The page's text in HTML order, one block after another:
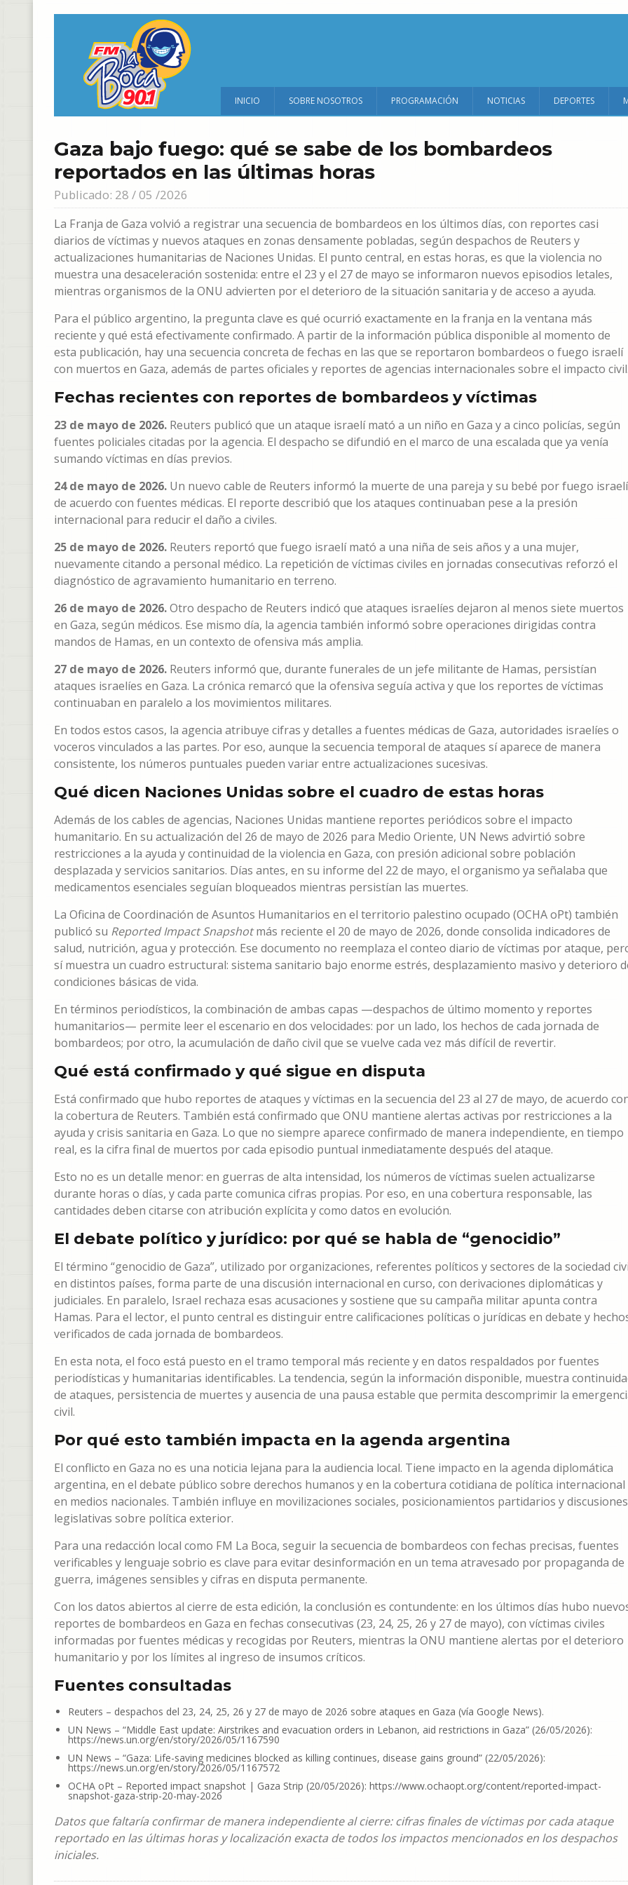
INICIO SOBRE NOSOTROS PROGRAMACIÓN NOTICIAS DEPORTES
Gaza bajo fuego: qué se sabe de los bombardeos
reportados en las últimas horas
Publicado: 28 / 05 /2026
La Franja de Gaza volvió a registrar una secuencia de bombardeos en los últimos días, con reportes casi
diarios de víctimas y nuevos ataques en zonas densamente pobladas, según despachos de Reuters y
actualizaciones humanitarias de Naciones Unidas. El punto central, en estas horas, es que la violencia no
muestra una desaceleración sostenida: entre el 23 y el 27 de mayo se informaron nuevos episodios letales,
mientras organismos de la ONU advierten por el deterioro de la situación sanitaria y de acceso a ayuda.
Para el público argentino, la pregunta clave es qué ocurrió exactamente en la franja en la ventana más
reciente y qué está efectivamente confirmado. A partir de la información pública disponible al momento de
esta publicación, hay una secuencia concreta de fechas en las que se reportaron bombardeos o fuego israelí
con muertos en Gaza, además de partes oficiales y reportes de agencias internacionales sobre el impacto
Fechas recientes con reportes de bombardeos y víctimas
23 de mayo de 2026. Reuters publicó que un ataque israelí mató a un niño en Gaza y a cinco policías, según
fuentes policiales citadas por la agencia. El despacho se difundió en el marco de una escalada que ya venía
sumando víctimas en días previos.
24 de mayo de 2026. Un nuevo cable de Reuters informó la muerte de una pareja y su bebé por fuego
de acuerdo con fuentes médicas. El reporte describió que los ataques continuaban pese a la presión
internacional para reducir el daño a civiles.
25 de mayo de 2026. Reuters reportó que fuego israelí mató a una niña de seis años y a una mujer,
nuevamente citando a personal médico. La repetición de víctimas civiles en jornadas consecutivas reforzó el
diagnóstico de agravamiento humanitario en terreno.
26 de mayo de 2026.Otro despacho de Reuters indicó que ataques israelíes dejaron al menos siete muertos
en Gaza, según médicos. Ese mismo día, la agencia también informó sobre operaciones dirigidas contra
mandos de Hamas, en un contexto de ofensiva más amplia.
27 de mayo de 2026. Reuters informó que, durante funerales de un jefe militante de Hamas, persistían
ataques israelíes en Gaza. La crónica remarcó que la ofensiva seguía activa y que los reportes de víctimas
continuaban en paralelo a los movimientos militares.
En todos estos casos, la agencia atribuye cifras y detalles a fuentes médicas de Gaza, autoridades israelíes o
voceros vinculados a las partes. Por eso, aunque la secuencia temporal de ataques sí aparece de manera
consistente, los números puntuales pueden variar entre actualizaciones sucesivas.
Qué dicen Naciones Unidas sobre el cuadro de estas horas
Además de los cables de agencias, Naciones Unidas mantiene reportes periódicos sobre el impacto
humanitario. En su actualización del 26 de mayo de 2026 para Medio Oriente, UN News advirtió sobre
restricciones a la ayuda y continuidad de la violencia en Gaza, con presión adicional sobre población
desplazada y servicios sanitarios. Días antes, en su informe del 22 de mayo, el organismo ya señalaba que
medicamentos esenciales seguían bloqueados mientras persistían las muertes.
La Oficina de Coordinación de Asuntos Humanitarios en el territorio palestino ocupado (OCHA oPt) también
publicó su Reported Impact Snapshotmás reciente el 20 de mayo de 2026, donde consolida indicadores de
salud, nutrición, agua y protección. Ese documento no reemplaza el conteo diario de víctimas por ataque,
sí muestra un cuadro estructural: sistema sanitario bajo enorme estrés, desplazamiento masivo y deterioro
condiciones básicas de vida.
En términos periodísticos, la combinación de ambas capas —despachos de último momento y reportes
humanitarios— permite leer el escenario en dos velocidades: por un lado, los hechos de cada jornada de
bombardeos; por otro, la acumulación de daño civil que se vuelve cada vez más difícil de revertir.
Qué está confirmado y qué sigue en disputa
Está confirmado que hubo reportes de ataques y víctimas en la secuencia del 23 al 27 de mayo, de acuerdo
la cobertura de Reuters. También está confirmado que ONU mantiene alertas activas por restricciones a la
ayuda y crisis sanitaria en Gaza. Lo que no siempre aparece confirmado de manera independiente, en tiempo
real, es la cifra final de muertos por cada episodio puntual inmediatamente después del ataque.
Esto no es un detalle menor: en guerras de alta intensidad, los números de víctimas suelen actualizarse
durante horas o días, y cada parte comunica cifras propias. Por eso, en una cobertura responsable, las
cantidades deben citarse con atribución explícita y como datos en evolución.
El debate político y jurídico: por qué se habla de “genocidio”
El término “genocidio de Gaza”, utilizado por organizaciones, referentes políticos y sectores de la sociedad
en distintos países, forma parte de una discusión internacional en curso, con derivaciones diplomáticas y
judiciales. En paralelo, Israel rechaza esas acusaciones y sostiene que su campaña militar apunta contra
Hamas. Para el lector, el punto central es distinguir entre calificaciones políticas o jurídicas en debate y
verificados de cada jornada de bombardeos.
En esta nota, el foco está puesto en el tramo temporal más reciente y en datos respaldados por fuentes
periodísticas y humanitarias identificables. La tendencia, según la información disponible, muestra
de ataques, persistencia de muertes y ausencia de una pausa estable que permita descomprimir la
civil.
Por qué esto también impacta en la agenda argentina
El conflicto en Gaza no es una noticia lejana para la audiencia local. Tiene impacto en la agenda diplomática
argentina, en el debate público sobre derechos humanos y en la cobertura cotidiana de política internacional
en medios nacionales. También influye en movilizaciones sociales, posicionamientos partidarios y discusiones
legislativas sobre política exterior.
Para una redacción local como FM La Boca, seguir la secuencia de bombardeos con fechas precisas, fuentes
verificables y lenguaje sobrio es clave para evitar desinformación en un tema atravesado por propaganda de
guerra, imágenes sensibles y cifras en disputa permanente.
Con los datos abiertos al cierre de esta edición, la conclusión es contundente: en los últimos días hubo
reportes de bombardeos en Gaza en fechas consecutivas (23, 24, 25, 26 y 27 de mayo), con víctimas civiles
informadas por fuentes médicas y recogidas por Reuters, mientras la ONU mantiene alertas por el deterioro
humanitario y por los límites al ingreso de insumos críticos.
Fuentes consultadas
Reuters – despachos del 23, 24, 25, 26 y 27 de mayo de 2026 sobre ataques en Gaza (vía Google News).
UN News – “Middle East update: Airstrikes and evacuation orders in Lebanon, aid restrictions in Gaza” (26/05/2026):
https://news.un.org/en/story/2026/05/1167590
UN News – “Gaza: Life-saving medicines blocked as killing continues, disease gains ground” (22/05/2026):
https://news.un.org/en/story/2026/05/1167572
OCHA oPt – Reported impact snapshot | Gaza Strip (20/05/2026): https://www.ochaopt.org/content/reported-impact-
snapshot-gaza-strip-20-may-2026
Datos que faltaría confirmar de manera independiente al cierre: cifras finales de víctimas por cada ataque
reportado en las últimas horas y localización exacta de todos los impactos mencionados en los despachos
iniciales.